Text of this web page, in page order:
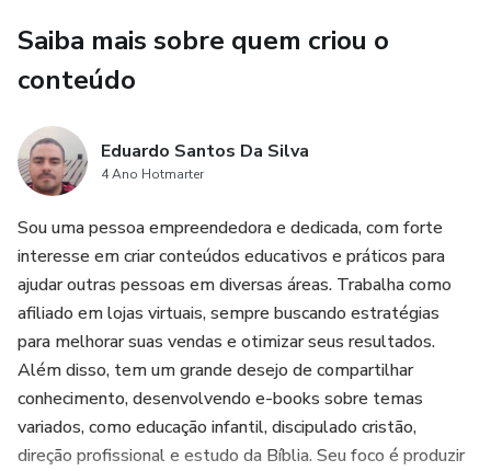
Saiba mais sobre quem criou o
conteúdo
Eduardo Santos Da Silva
4 Ano Hotmarter
Sou uma pessoa empreendedora e dedicada, com forte
interesse em criar conteúdos educativos e práticos para
ajudar outras pessoas em diversas áreas. Trabalha como
afiliado em lojas virtuais, sempre buscando estratégias
para melhorar suas vendas e otimizar seus resultados.
Além disso, tem um grande desejo de compartilhar
conhecimento, desenvolvendo e-books sobre temas
variados, como educação infantil, discipulado cristão,
direção profissional e estudo da Bíblia. Seu foco é produzir